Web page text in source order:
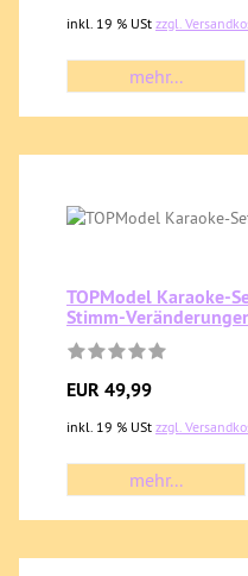
inkl. 19 % USt zzgl.
mehr...
TOPModel Karaoke-
Stimm-
EUR 49,99
inkl. 19 % USt zzgl.
mehr...